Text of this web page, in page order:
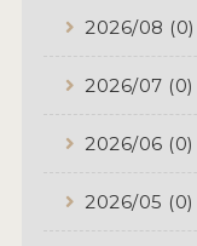
2026/08 (0)
2026/07 (0)
2026/06 (0)
2026/05 (0)